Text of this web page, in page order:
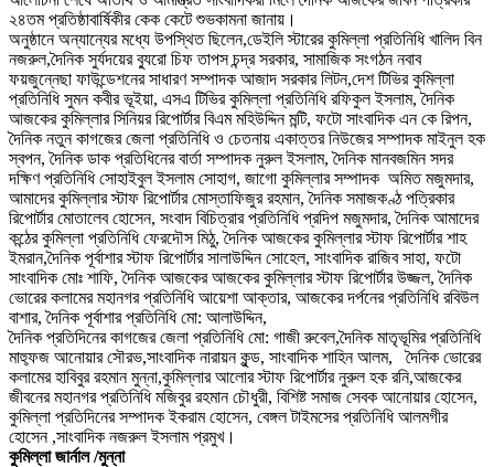
২৪তম প্রতিষ্ঠাবার্ষিকীর কেক কেটে শুভকামনা জানায়।
অনুষ্ঠানে অন্যান্যের মধ্যে উপস্থিত ছিলেন,ডেইলি স্টারের কুমিল্লা প্রতিনিধি খালিদ বিন
নজরুল,দৈনিক সুর্যদয়ের ব্যুরো চিফ তাপস চন্দ্র সরকার, সামাজিক সংগঠন নবাব
ফয়জুন্নেছা ফাউন্ডেশনের সাধারণ সম্পাদক আজাদ সরকার লিটন,দেশ টিভির কুমিল্লা
প্রতিনিধি সুমন কবীর ভূইয়া, এসএ টিভির কুমিল্লা প্রতিনিধি রফিকুল ইসলাম, দৈনিক
আজকের কুমিল্লার সিনিয়র রিপোর্টার বিএম মহিউদ্দিন মন্টি, ফটো সাংবাদিক এন কে রিপন,
দৈনিক নতুন কাগজের জেলা প্রতিনিধি ও চেতনায় একাত্তর নিউজের সম্পাদক মাইনুল হক
স্বপন, দৈনিক ডাক প্রতিধিনের বার্তা সম্পাদক নুরুল ইসলাম, দৈনিক মানবজমিন সদর
দক্ষিণ প্রতিনিধি সোহাইবুল ইসলাম সোহাগ, জাগো কুমিল্লার সম্পাদক অমিত মজুমদার,
আমাদের কুমিল্লার স্টাফ রিপোর্টার মোস্তাফিজুর রহমান, দৈনিক সমাজকণ্ঠ পত্রিকার
রিপোর্টার মোতালেব হোসেন, সংবাদ বিচিত্রার প্রতিনিধি প্রদিপ মজুমদার, দৈনিক আমাদের
কন্ঠের কুমিল্লা প্রতিনিধি ফেরদৌস মিঠু, দৈনিক আজকের কুমিল্লার স্টাফ রিপোর্টার শাহ
ইমরান,দৈনিক পূর্বাশার স্টাফ রিপোর্টার সালাউদ্দিন সোহেল, সাংবাদিক রাজিব সাহা, ফটো
সাংবাদিক মোঃ শাফি, দৈনিক আজকের আজকের কুমিল্লার স্টাফ রিপোর্টার উজ্জল, দৈনিক
ভোরের কলামের মহানগর প্রতিনিধি আয়েশা আক্তার, আজকের দর্পনের প্রতিনিধি রবিউল
বাশার, দৈনিক পূর্বাশার প্রতিনিধি মো: আলাউদ্দিন,
দৈনিক প্রতিদিনের কাগজের জেলা প্রতিনিধি মো: গাজী রুবেল,দৈনিক মাতৃভূমির প্রতিনিধি
মাহ্ফুজ আনোয়ার সৌরভ,সাংবাদিক নারায়ন কুন্ড, সাংবাদিক শাহিন আলম, দৈনিক ভোরের
কলামের হাবিবুর রহমান মুন্না,কুমিল্লার আলোর স্টাফ রিপোর্টার নুরুল হক রনি,আজকের
জীবনের মহানগর প্রতিনিধি মজিবুর রহমান চৌধুরী, বিশিষ্ট সমাজ সেবক আনোয়ার হোসেন,
কুমিল্লা প্রতিদিনের সম্পাদক ইকরাম হোসেন, বেঙ্গল টাইমসের প্রতিনিধি আলমগীর
হোসেন ,সাংবাদিক নজরুল ইসলাম প্রমুখ।
কুমিল্লা জার্নাল /মুন্না